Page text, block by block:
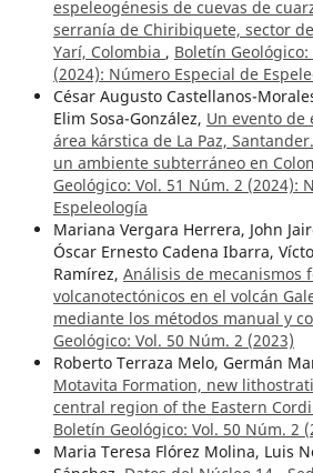
espeleogénesis de cuevas de
serranía de Chiribiquete, sector
Yarí, Colombia , Boletín
(2024): Número Especial de
César Augusto Castellanos-
Elim Sosa-González, Un evento de
área kárstica de La Paz,
un ambiente subterráneo en
Geológico: Vol. 51 Núm. 2 (2024):
Espeleología
Mariana Vergara Herrera, John
Óscar Ernesto Cadena Ibarra,
Ramírez, Análisis de mecanismos
volcanotectónicos en el volcán
mediante los métodos manual y
Geológico: Vol. 50 Núm. 2 (2023)
Roberto Terraza Melo, Germán
Motavita Formation, new
central region of the Eastern
Boletín Geológico: Vol. 50 Núm. 2
Maria Teresa Flórez Molina, Luis